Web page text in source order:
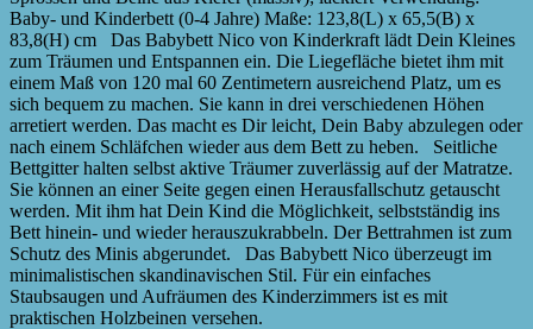
Baby- und Kinderbett (0-4 Jahre) Maße: 123,8(L) x 65,5(B) x
83,8(H) cm Das Babybett Nico von Kinderkraft lädt Dein Kleines
zum Träumen und Entspannen ein. Die Liegefläche bietet ihm mit
einem Maß von 120 mal 60 Zentimetern ausreichend Platz, um es
sich bequem zu machen. Sie kann in drei verschiedenen Höhen
arretiert werden. Das macht es Dir leicht, Dein Baby abzulegen oder
nach einem Schläfchen wieder aus dem Bett zu heben. Seitliche
Bettgitter halten selbst aktive Träumer zuverlässig auf der Matratze.
Sie können an einer Seite gegen einen Herausfallschutz getauscht
werden. Mit ihm hat Dein Kind die Möglichkeit, selbstständig ins
Bett hinein- und wieder herauszukrabbeln. Der Bettrahmen ist zum
Schutz des Minis abgerundet. Das Babybett Nico überzeugt im
minimalistischen skandinavischen Stil. Für ein einfaches
Staubsaugen und Aufräumen des Kinderzimmers ist es mit
praktischen Holzbeinen versehen.